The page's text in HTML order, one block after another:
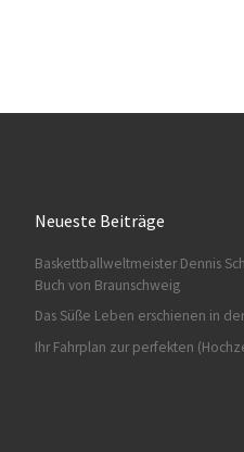
Neueste Beiträge
Baskettballweltmeister Dennis
Buch von Braunschweig
Das Süße Leben erschienen in
Ihr Fahrplan zur perfekten